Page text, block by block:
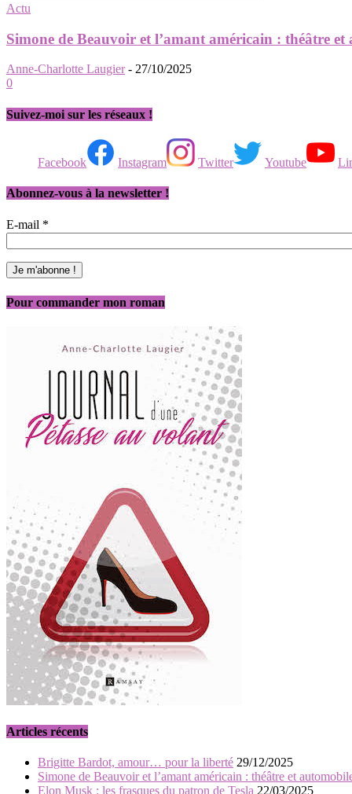
Actu
Simone de Beauvoir et l’amant américain : théâtre et
Anne-Charlotte Laugier - 27/10/2025
0
Suivez-moi sur les réseaux !
Facebook Instagram Twitter Youtube
Abonnez-vous à la newsletter !
E-mail *
Pour commander mon roman
Articles récents
Brigitte Bardot, amour… pour la liberté 29/12/2025
Simone de Beauvoir et l’amant américain : théâtre et
Elon Musk : les frasques du patron de Tesla 22/03/2025